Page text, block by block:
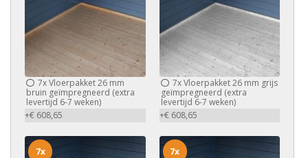
7xVloerpakket 26 mm
bruin geïmpregneerd (extra
levertijd 6-7 weken)
+€ 608,65
7xVloerpakket 26 mm grijs
geïmpregneerd (extra
levertijd 6-7 weken)
+€ 608,65
7x 7x